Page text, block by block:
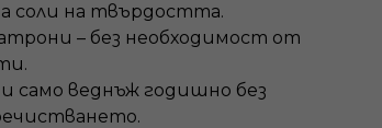
соли на твърдостта.
– без необходимост от
само веднъж годишно без